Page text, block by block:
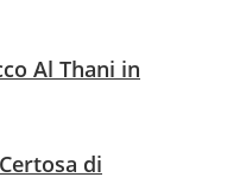
Al Thani in
di